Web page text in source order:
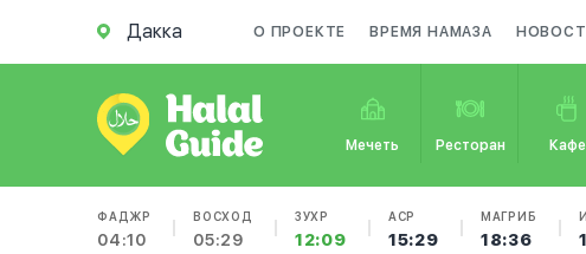
Дакка О ПРОЕКТЕ ВРЕМЯ НАМАЗА
Мечеть Ресторан Кафе
ФАДЖР
04:10
ВОСХОД
05:29
ЗУХР
12:09
АСР
15:29
МАГРИБ
18:36